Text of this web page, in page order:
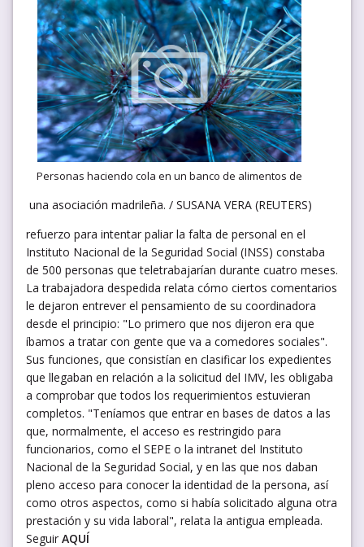
Personas haciendo cola en un banco de alimentos de
una asociación madrileña. / SUSANA VERA (REUTERS)
refuerzo para intentar paliar la falta de personal en el
Instituto Nacional de la Seguridad Social (INSS) constaba
de 500 personas que teletrabajarían durante cuatro meses.
La trabajadora despedida relata cómo ciertos comentarios
le dejaron entrever el pensamiento de su coordinadora
desde el principio: "Lo primero que nos dijeron era que
íbamos a tratar con gente que va a comedores sociales".
Sus funciones, que consistían en clasificar los expedientes
que llegaban en relación a la solicitud del IMV, les obligaba
a comprobar que todos los requerimientos estuvieran
completos. "Teníamos que entrar en bases de datos a las
que, normalmente, el acceso es restringido para
funcionarios, como el SEPE o la intranet del Instituto
Nacional de la Seguridad Social, y en las que nos daban
pleno acceso para conocer la identidad de la persona, así
como otros aspectos, como si había solicitado alguna otra
prestación y su vida laboral", relata la antigua empleada.
Seguir AQUÍ